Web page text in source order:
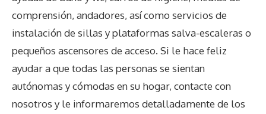
comprensión, andadores, así como servicios de
instalación de sillas y plataformas salva-escaleras o
pequeños ascensores de acceso. Si le hace feliz
ayudar a que todas las personas se sientan
autónomas y cómodas en su hogar, contacte con
nosotros y le informaremos detalladamente de los